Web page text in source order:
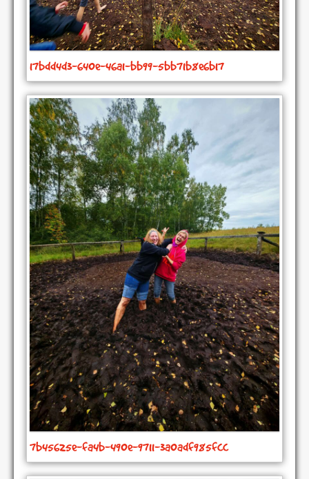
17bdd4d3-640e-46a1-bb99-5bb71b8e6b17
7b45625e-fa4b-490e-9711-3a0adf985fcc